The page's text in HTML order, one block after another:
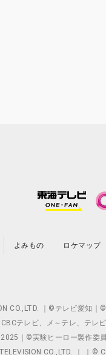
よみもの ロケマップ
CO.,LTD. ｜©テレビ愛知
テレビ、メ～テレ、テ
｜©実験ヒーロー製作委
CO.,LTD. ｜ ｜©